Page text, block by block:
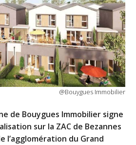
@Bouygues Immobilier
de Bouygues Immobilier signe
sur la ZAC de Bezannes
l’agglomération du Grand